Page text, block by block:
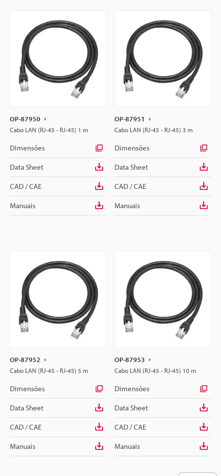
OP-87950
Cabo LAN (RJ-45 - RJ-45) 1 m
Dimensões
Data Sheet
CAD / CAE
Manuais
OP-87951
Cabo LAN (RJ-45 - RJ-45) 3 m
Dimensões
Data Sheet
CAD / CAE
Manuais
OP-87952
Cabo LAN (RJ-45 - RJ-45) 5 m
Dimensões
Data Sheet
CAD / CAE
Manuais
OP-87953
Cabo LAN (RJ-45 - RJ-45) 10 m
Dimensões
Data Sheet
CAD / CAE
Manuais